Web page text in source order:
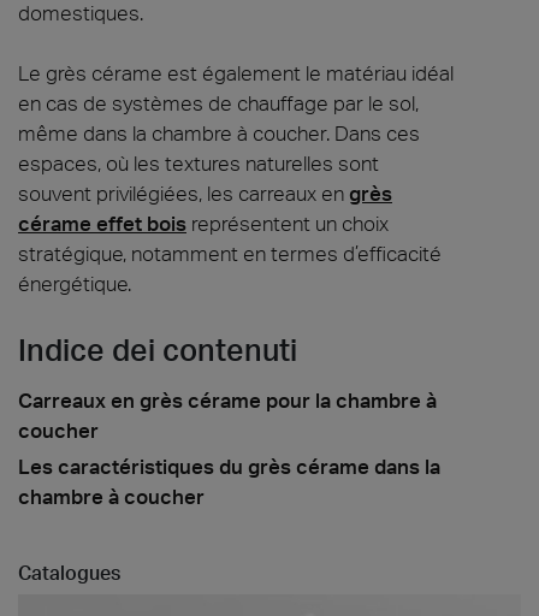
domestiques.
Le grès cérame est également le matériau idéal
en cas de systèmes de chauffage par le sol,
même dans la chambre à coucher. Dans ces
espaces, où les textures naturelles sont
souvent privilégiées, les carreaux en grès
cérame effet bois représentent un choix
stratégique, notamment en termes d’efficacité
énergétique.
Indice dei contenuti
Carreaux en grès cérame pour la chambre à
coucher
Les caractéristiques du grès cérame dans la
chambre à coucher
Catalogues